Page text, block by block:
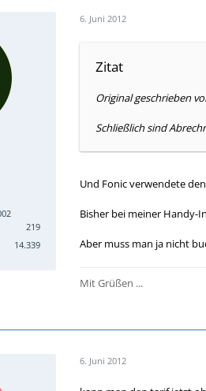
219
14.339
6. Juni 2012
Zitat
Original geschrieben
Schließlich sind
Und Fonic verwendete
Bisher bei meiner Handy-
Aber muss man ja nicht
Mit Grüßen ...
6. Juni 2012